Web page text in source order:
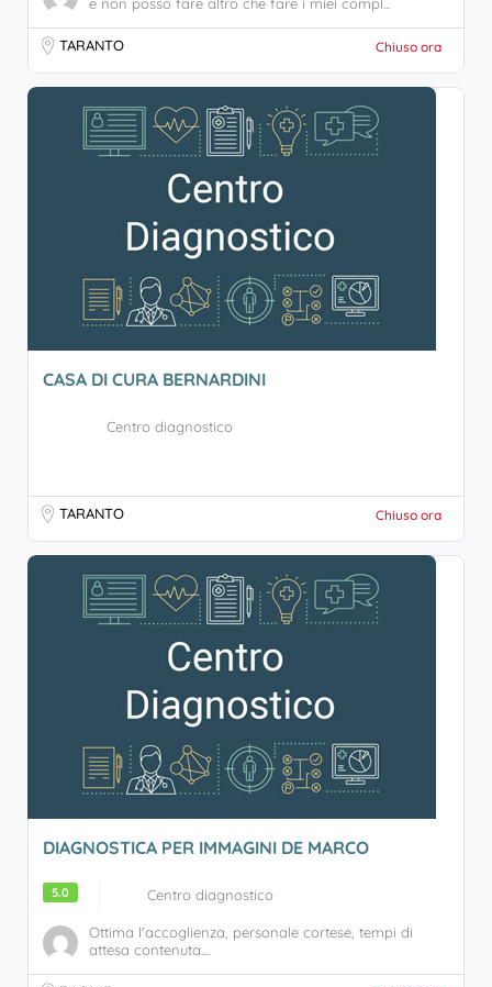
TARANTO Chiuso ora
CASA DI CURA BERNARDINI
Centro diagnostico
TARANTO Chiuso ora
DIAGNOSTICA PER IMMAGINI DE MARCO
5.0 Centro diagnostico
Ottima l'accoglienza, personale cortese, tempi di
attesa contenuta....